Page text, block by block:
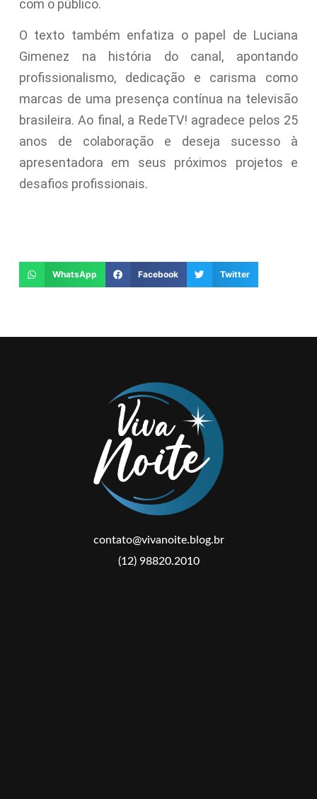
com o público.
O texto também enfatiza o papel de Luciana
Gimenez na história do canal, apontando
profissionalismo, dedicação e carisma como
marcas de uma presença contínua na televisão
brasileira. Ao final, a RedeTV! agradece pelos 25
anos de colaboração e deseja sucesso à
apresentadora em seus próximos projetos e
desafios profissionais.
WhatsApp Facebook Twitter
contato@vivanoite.blog.br
(12) 98820.2010